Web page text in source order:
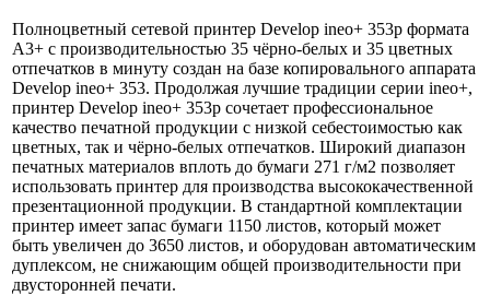
Полноцветный сетевой принтер Develop ineo+ 353p формата
A3+ с производительностью 35 чёрно-белых и 35 цветных
отпечатков в минуту создан на базе копировального аппарата
Develop ineo+ 353. Продолжая лучшие традиции серии ineo+,
принтер Develop ineo+ 353p сочетает профессиональное
качество печатной продукции с низкой себестоимостью как
цветных, так и чёрно-белых отпечатков. Широкий диапазон
печатных материалов вплоть до бумаги 271 г/м2 позволяет
использовать принтер для производства высококачественной
презентационной продукции. В стандартной комплектации
принтер имеет запас бумаги 1150 листов, который может
быть увеличен до 3650 листов, и оборудован автоматическим
дуплексом, не снижающим общей производительности при
двусторонней печати.